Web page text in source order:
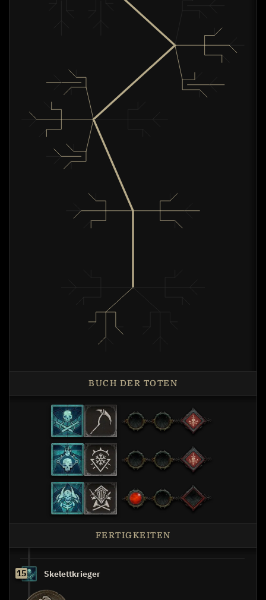
BUCH DER TOTEN
FERTIGKEITEN
15 Skelettkrieger